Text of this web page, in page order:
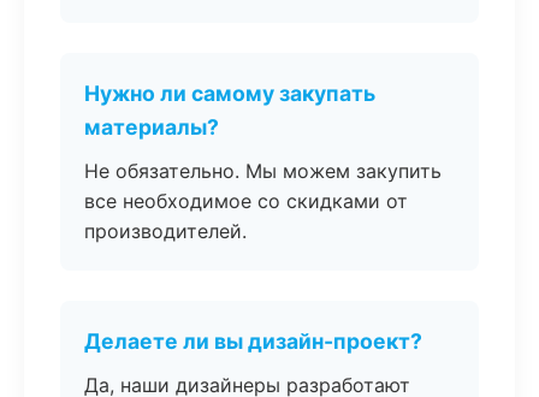
Нужно ли самому закупать
материалы?
Не обязательно. Мы можем закупить
все необходимое со скидками от
производителей.
Делаете ли вы дизайн-проект?
Да, наши дизайнеры разработают